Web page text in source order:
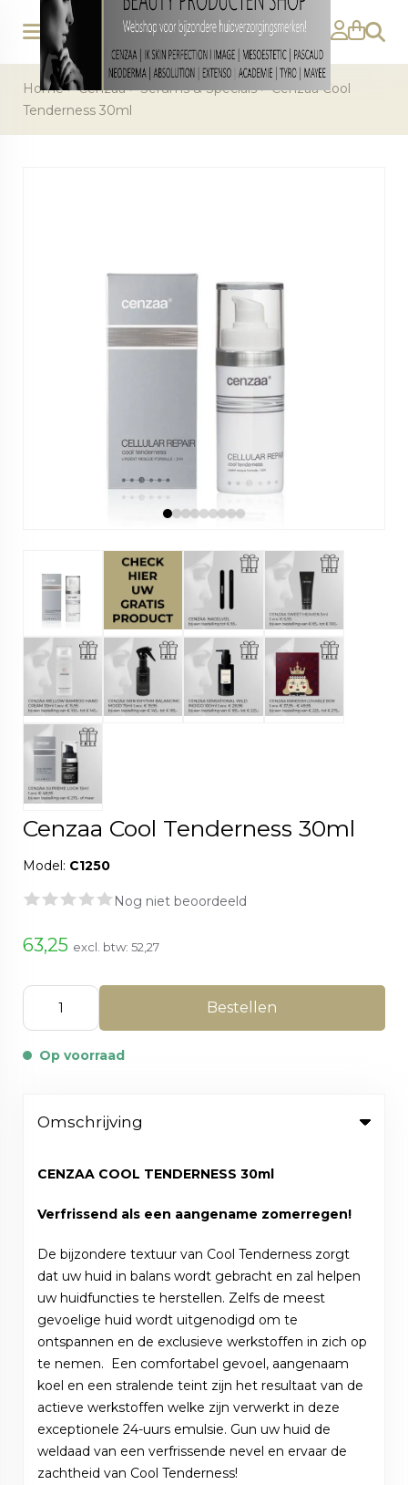
Home>Cenzaa>Serums & Specials>Cenzaa Cool
Tenderness 30ml
Cenzaa Cool Tenderness 30ml
Model: C1250
Nog niet beoordeeld
63,25 excl. btw: 52,27
Bestellen
Op voorraad
Omschrijving
CENZAA COOL TENDERNESS 30ml
Verfrissend als een aangename zomerregen!
De bijzondere textuur van Cool Tenderness zorgt
dat uw huid in balans wordt gebracht en zal helpen
uw huidfuncties te herstellen. Zelfs de meest
gevoelige huid wordt uitgenodigd om te
ontspannen en de exclusieve werkstoffen in zich op
te nemen. Een comfortabel gevoel, aangenaam
koel en een stralende teint zijn het resultaat van de
actieve werkstoffen welke zijn verwerkt in deze
exceptionele 24-uurs emulsie. Gun uw huid de
weldaad van een verfrissende nevel en ervaar de
zachtheid van Cool Tenderness!